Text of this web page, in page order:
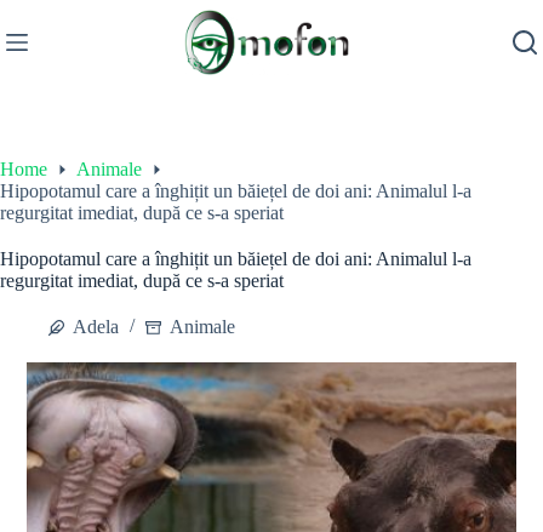
to
content
Home
Animale
Hipopotamul care a înghițit un băiețel de doi ani: Animalul l-a
regurgitat imediat, după ce s-a speriat
Hipopotamul care a înghițit un băiețel de doi ani: Animalul l-a
regurgitat imediat, după ce s-a speriat
Adela Animale